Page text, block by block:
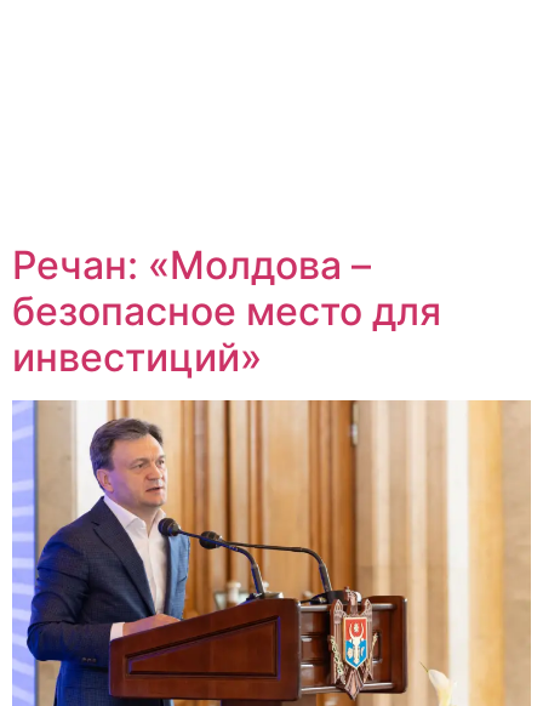
Речан: «Молдова –
безопасное место для
инвестиций»